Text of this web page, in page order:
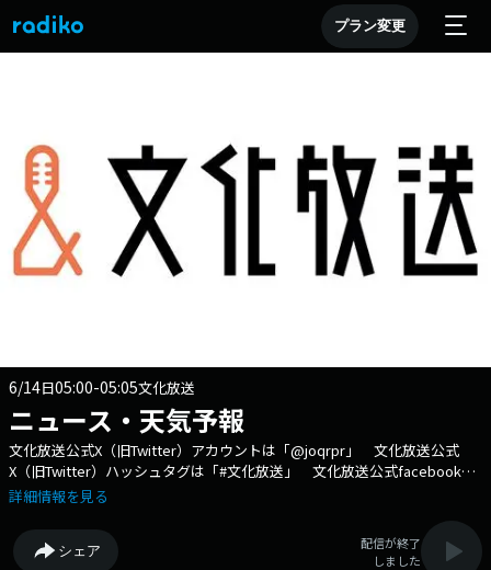
プラン変更
6/14日05:00-05:05文化放送
ニュース・天気予報
文化放送公式X（旧Twitter）アカウントは「@joqrpr」 文化放送公式
X（旧Twitter）ハッシュタグは「#文化放送」 文化放送公式facebookペ
ージは 「https://www.facebook.com/1134joqr」 文化放送公式LINEは
詳細情報を見る
シェア
配信が終了
しました